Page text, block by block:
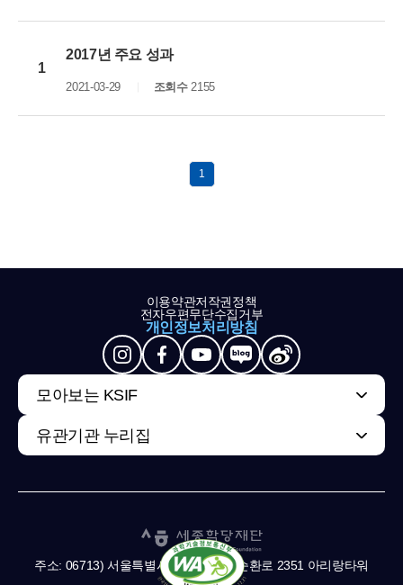
1
2017년 주요 성과
2021-03-29 조회수2155
1
이용약관저작권정책
전자우편무단수집거부
개인정보처리방침
모아보는 KSIF
유관기관 누리집
주소: 06713) 서울특별시 서초구 남부순환로 2351 아리랑타워